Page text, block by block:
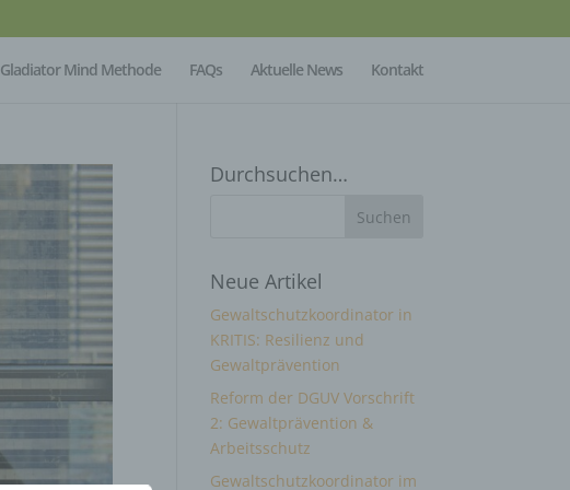
Gladiator Mind Methode FAQs Aktuelle News Kontakt
Durchsuchen…
Neue Artikel
Gewaltschutzkoordinator in
KRITIS: Resilienz und
Gewaltprävention
Reform der DGUV Vorschrift
2: Gewaltprävention &
Arbeitsschutz
Gewaltschutzkoordinator im